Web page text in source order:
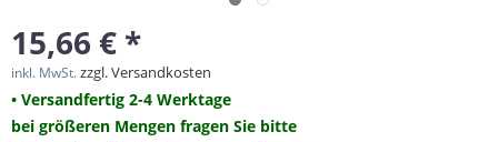
15,66 € *
inkl. MwSt.zzgl. Versandkosten
• Versandfertig 2-4 Werktage
bei größeren Mengen fragen Sie bitte